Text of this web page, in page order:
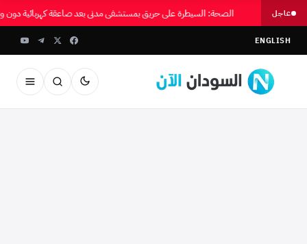
عاجل الصحة: السيطرة على حريق بمستشفى مدني بعد صاعقة كهربائية دون
ENGLISH